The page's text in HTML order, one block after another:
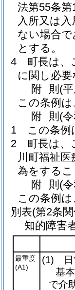
法第55条
入所又は
ない場合
とする。
4
町長は、
に関し必
附 則 (
この条例
附 則 (
1
この条例
2
町長は、
川町福祉
為をする
附 則 (
この条例
別表(第2条
知的障害
最重度
(A1)
(1) 日
基
で介